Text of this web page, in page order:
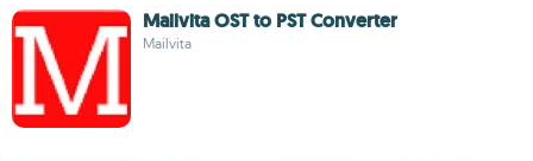
Mailvita OST to PST Converter
Mailvita